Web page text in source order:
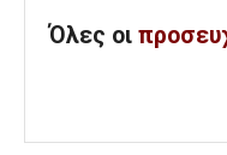
Όλες οι